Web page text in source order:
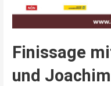
Finissage
und